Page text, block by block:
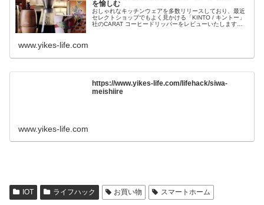
を愉しむ
おしゃれなキッチンウェアを多数リリースしており、最近
セレクトショップでもよく見かける「KINTO / キントー」
社のCARAT コーヒードリッパーをレビューいたします。
www.yikes-life.com
https://www.yikes-life.com/lifehack/siwa-
meishiire
www.yikes-life.com
IOT ライフハック お買い物 スマートホーム